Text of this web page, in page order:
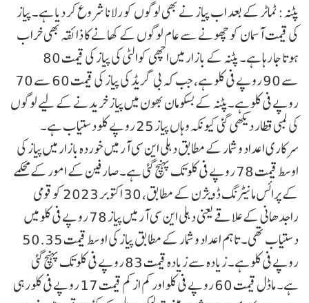
پٹنہ: ٹماٹر کے بعد اب پیاز نے بھی لوگوں کو رلانا شروع کر دیا ہے۔ پیاز
کی قیمت آسمان کو چھونے سے عام لوگوں کے کھانے کا ذائقہ بھی خراب
ہوتا جا رہا ہے۔ پٹنہ کے بازار میں اچھی کوالٹی کی پیاز کی قیمت 80
سے 90 روپے فی کلو ہے، جب کہ بی گریڈ کی پیاز کی قیمت 60 سے 70
روپے فی کلو ہے۔پٹنہ کے بسکومان بھون میں پیاز خریدنے کے لیے لوگوں
کی لمبی قطار دیکھی گئی کیونکہ وہاں پیاز 25 روپے کلو دستیاب ہے۔
سرکاری اعداد و شمار کے مطابق دہلی این سی آر میں خوردہ بازار میں پیاز کی
اوسط قیمت 78 روپے فی کلو تک پہنچ گئی ہے۔صارفین کے امور کے محکمے
کے پرائس مانیٹرنگ ڈویژن کے مطابق، 30 اکتوبر 2023 کو قومی
راجدھانی کے علاقے یعنی دہلی این سی آر میں پیاز 78 روپے فی کلو میں
دستیاب تھی۔ تاہم اعداد و شمار کے مطابق پیاز کی اوسط قیمت 50.35
روپے فی کلو ہے۔ زیادہ سے زیادہ قیمت 83 روپے فی کلو تک پہنچ گئی
ہے۔ ماڈل قیمت 60 روپے فی کلو اور کم از کم قیمت 17 روپے فی کلو رہی